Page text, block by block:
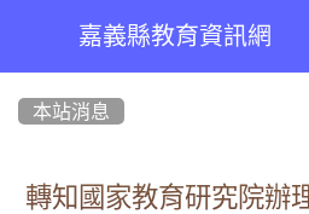
嘉義縣教育資訊網
本站消息
轉知國家教育研究院辦